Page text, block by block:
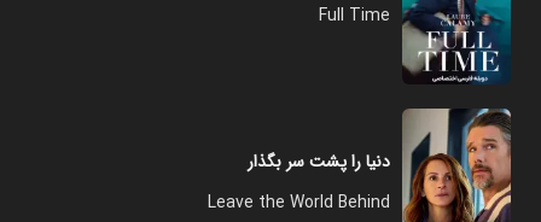
Full Time
دنیا را پشت سر بگذار
Leave the World Behind